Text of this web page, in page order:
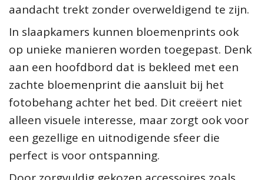
aandacht trekt zonder overweldigend te zijn.
In slaapkamers kunnen bloemenprints ook
op unieke manieren worden toegepast. Denk
aan een hoofdbord dat is bekleed met een
zachte bloemenprint die aansluit bij het
fotobehang achter het bed. Dit creëert niet
alleen visuele interesse, maar zorgt ook voor
een gezellige en uitnodigende sfeer die
perfect is voor ontspanning.